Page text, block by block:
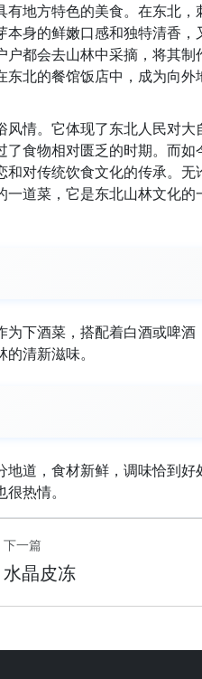
地方特色的美食。在东北
身的鲜嫩口感和独特清香，
都会去山林中采摘，将其
北的餐馆饭店中，成为向
情。它体现了东北人民对
食物相对匮乏的时期。而如
对传统饮食文化的传承。
道菜，它是东北山林文化
下酒菜，搭配着白酒或啤
清新滋味。
道，食材新鲜，调味恰到
热情。
下一篇
水晶皮冻